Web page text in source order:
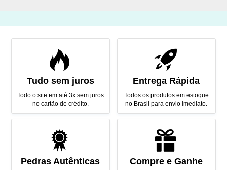
Tudo sem juros
Todo o site em até 3x sem juros
no cartão de crédito.
Entrega Rápida
Todos os produtos em estoque
no Brasil para envio imediato.
Pedras Autênticas Compre e Ganhe